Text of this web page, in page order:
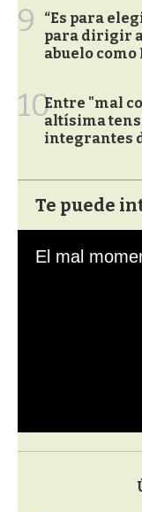
9
“Es para
para dirigir a
abuelo como
10Entre "mal
altísima
integrantes
Te puede
s